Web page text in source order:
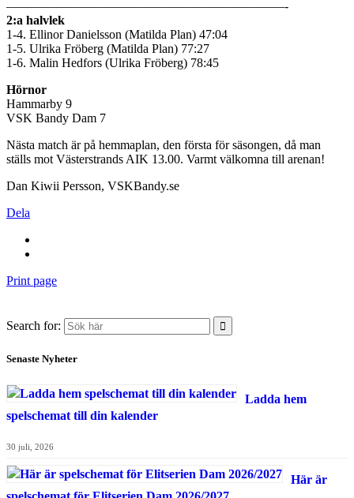
——————————————————————-
2:a halvlek
1-4. Ellinor Danielsson (Matilda Plan) 47:04
1-5. Ulrika Fröberg (Matilda Plan) 77:27
1-6. Malin Hedfors (Ulrika Fröberg) 78:45
Hörnor
Hammarby 9
VSK Bandy Dam 7
Nästa match är på hemmaplan, den första för säsongen, då man
ställs mot Västerstrands AIK 13.00. Varmt välkomna till arenan!
Dan Kiwii Persson, VSKBandy.se
Dela
Print page
Search for:
Senaste Nyheter
Ladda hem
spelschemat till din kalender
30 juli, 2026
Här är